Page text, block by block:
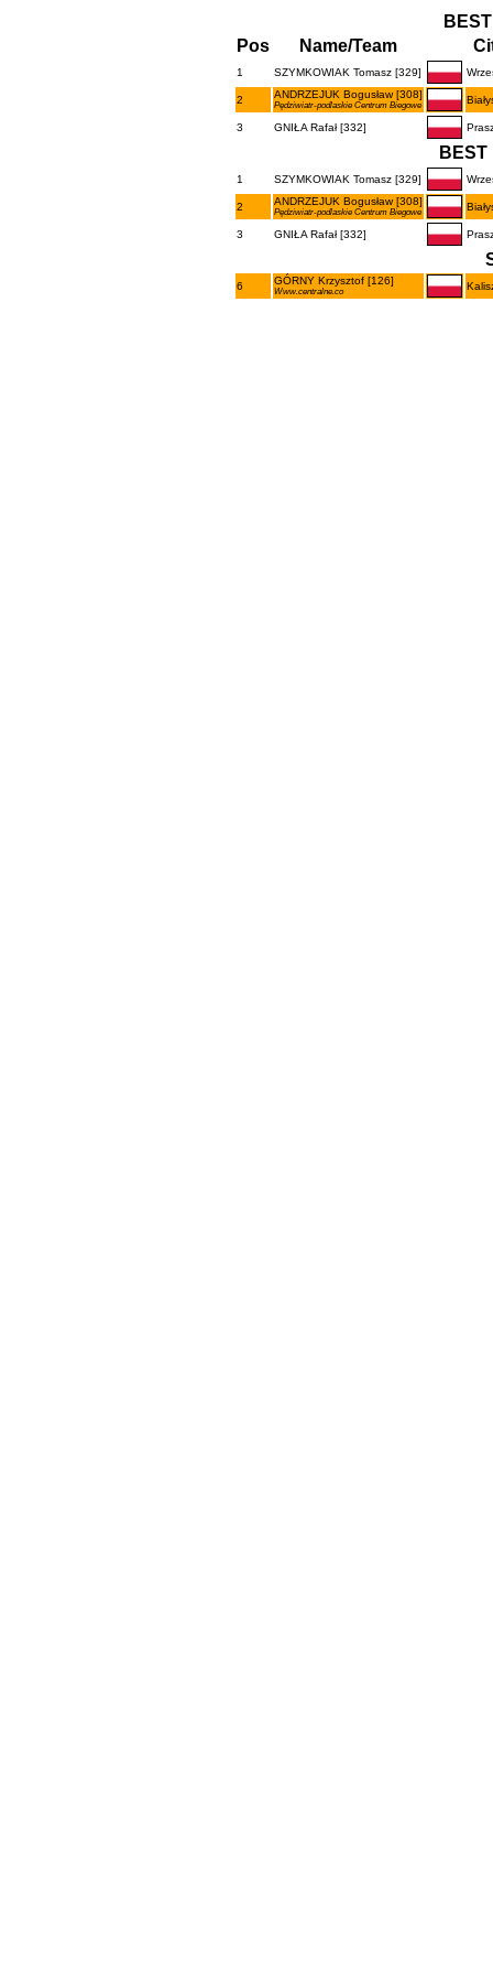
Pos
Name/Team
1 SZYMKOWIAK Tomasz [329]
2 ANDRZEJUK Bogusław [308]
Pędziwiatr-podlaskie Centrum Biegowe
3 GNIŁA Rafał [332]
BEST
1 SZYMKOWIAK Tomasz [329]
2 ANDRZEJUK Bogusław [308]
Pędziwiatr-podlaskie Centrum Biegowe
3 GNIŁA Rafał [332]
6 GÓRNY Krzysztof [126]
Www.centralne.co